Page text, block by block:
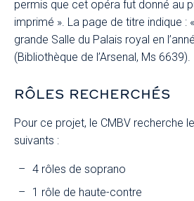
permis que cet opéra fut donné au
imprimé ». La page de titre indique :
grande Salle du Palais royal en
(Bibliothèque de l’Arsenal, Ms 6639).
RÔLES RECHERCHÉS
Pour ce projet, le CMBV recherche
suivants :
4 rôles de soprano
1 rôle de haute-contre